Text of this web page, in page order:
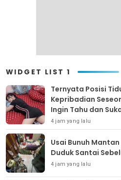
WIDGET LIST 1
Ternyata Posisi
Kepribadian
Ingin Tahu dan
4 jam yang lalu
Usai Bunuh
Duduk Santai
4 jam yang lalu